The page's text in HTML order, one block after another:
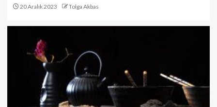
20 Aralık 2023 Tolga Akbas